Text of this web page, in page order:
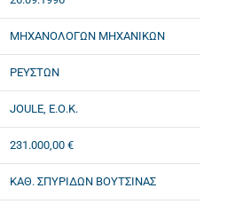
ΜΗΧΑΝΟΛΟΓΩΝ ΜΗΧΑΝΙΚΩΝ
ΡΕΥΣΤΩΝ
JOULE, Ε.Ο.Κ.
231.000,00 €
ΚΑΘ. ΣΠΥΡΙΔΩΝ ΒΟΥΤΣΙΝΑΣ